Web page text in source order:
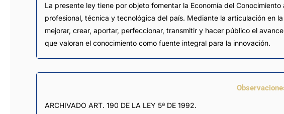
La presente ley tiene por objeto fomentar la Economía del
profesional, técnica y tecnológica del país. Mediante la articulación en
mejorar, crear, aportar, perfeccionar, transmitir y hacer público el
que valoran el conocimiento como fuente integral para la innovación.
ARCHIVADO ART. 190 DE LA LEY 5ª DE 1992.